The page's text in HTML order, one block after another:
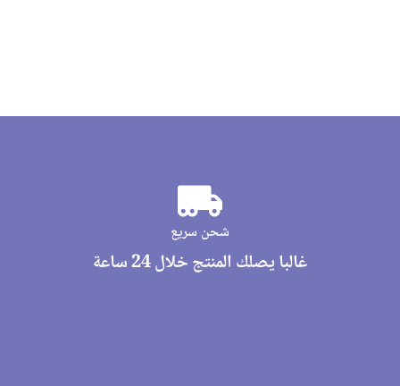
شحن سريع
غالبا يصلك المنتج خلال 24 ساعة